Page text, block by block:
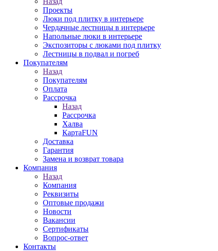
Проекты
Люки под плитку в интерьере
Чердачные лестницы в интерьере
Напольные люки в интерьере
Экспозиторы с люками под плитку
Лестницы в подвал и погреб
Покупателям
Назад
Покупателям
Оплата
Рассрочка
Назад
Рассрочка
Халва
КартаFUN
Доставка
Гарантия
Замена и возврат товара
Компания
Назад
Компания
Реквизиты
Оптовые продажи
Новости
Вакансии
Сертификаты
Вопрос-ответ
Контакты